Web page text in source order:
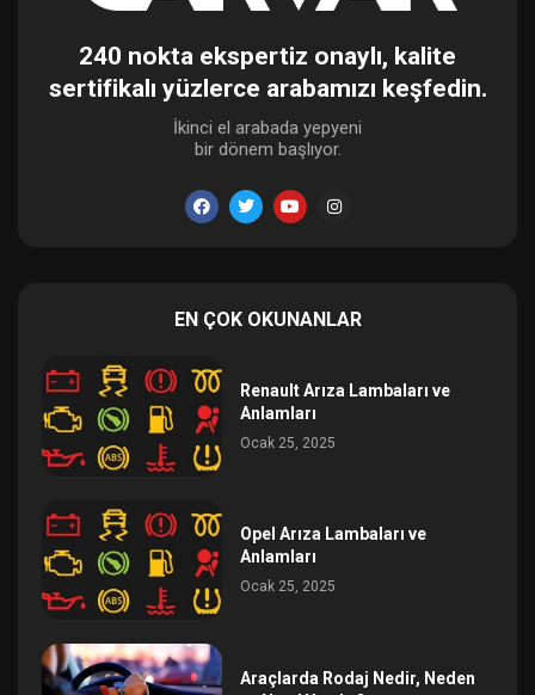
240 nokta ekspertiz onaylı, kalite
sertifikalı yüzlerce arabamızı keşfedin.
İkinci el arabada yepyeni
bir dönem başlıyor.
EN ÇOK OKUNANLAR
Renault Arıza Lambaları ve
Anlamları
Ocak 25, 2025
Opel Arıza Lambaları ve
Anlamları
Ocak 25, 2025
Araçlarda Rodaj Nedir, Neden